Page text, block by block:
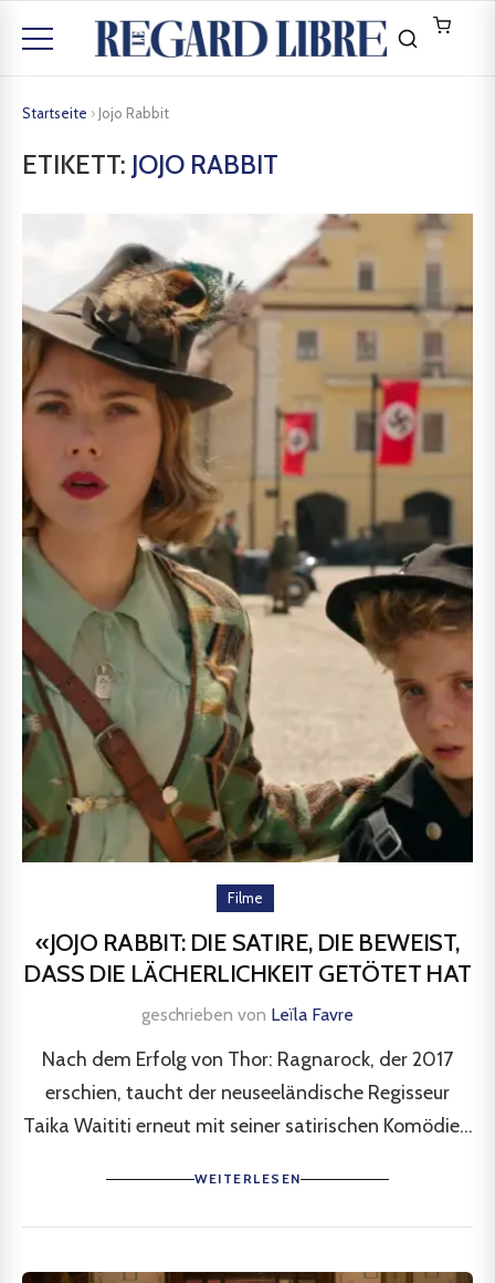
Startseite › Jojo Rabbit
ETIKETT: JOJO RABBIT
Filme
«JOJO RABBIT: DIE SATIRE, DIE BEWEIST,
DASS DIE LÄCHERLICHKEIT GETÖTET HAT
geschrieben von Leïla Favre
Nach dem Erfolg von Thor: Ragnarock, der 2017
erschien, taucht der neuseeländische Regisseur
Taika Waititi erneut mit seiner satirischen Komödie...
WEITERLESEN